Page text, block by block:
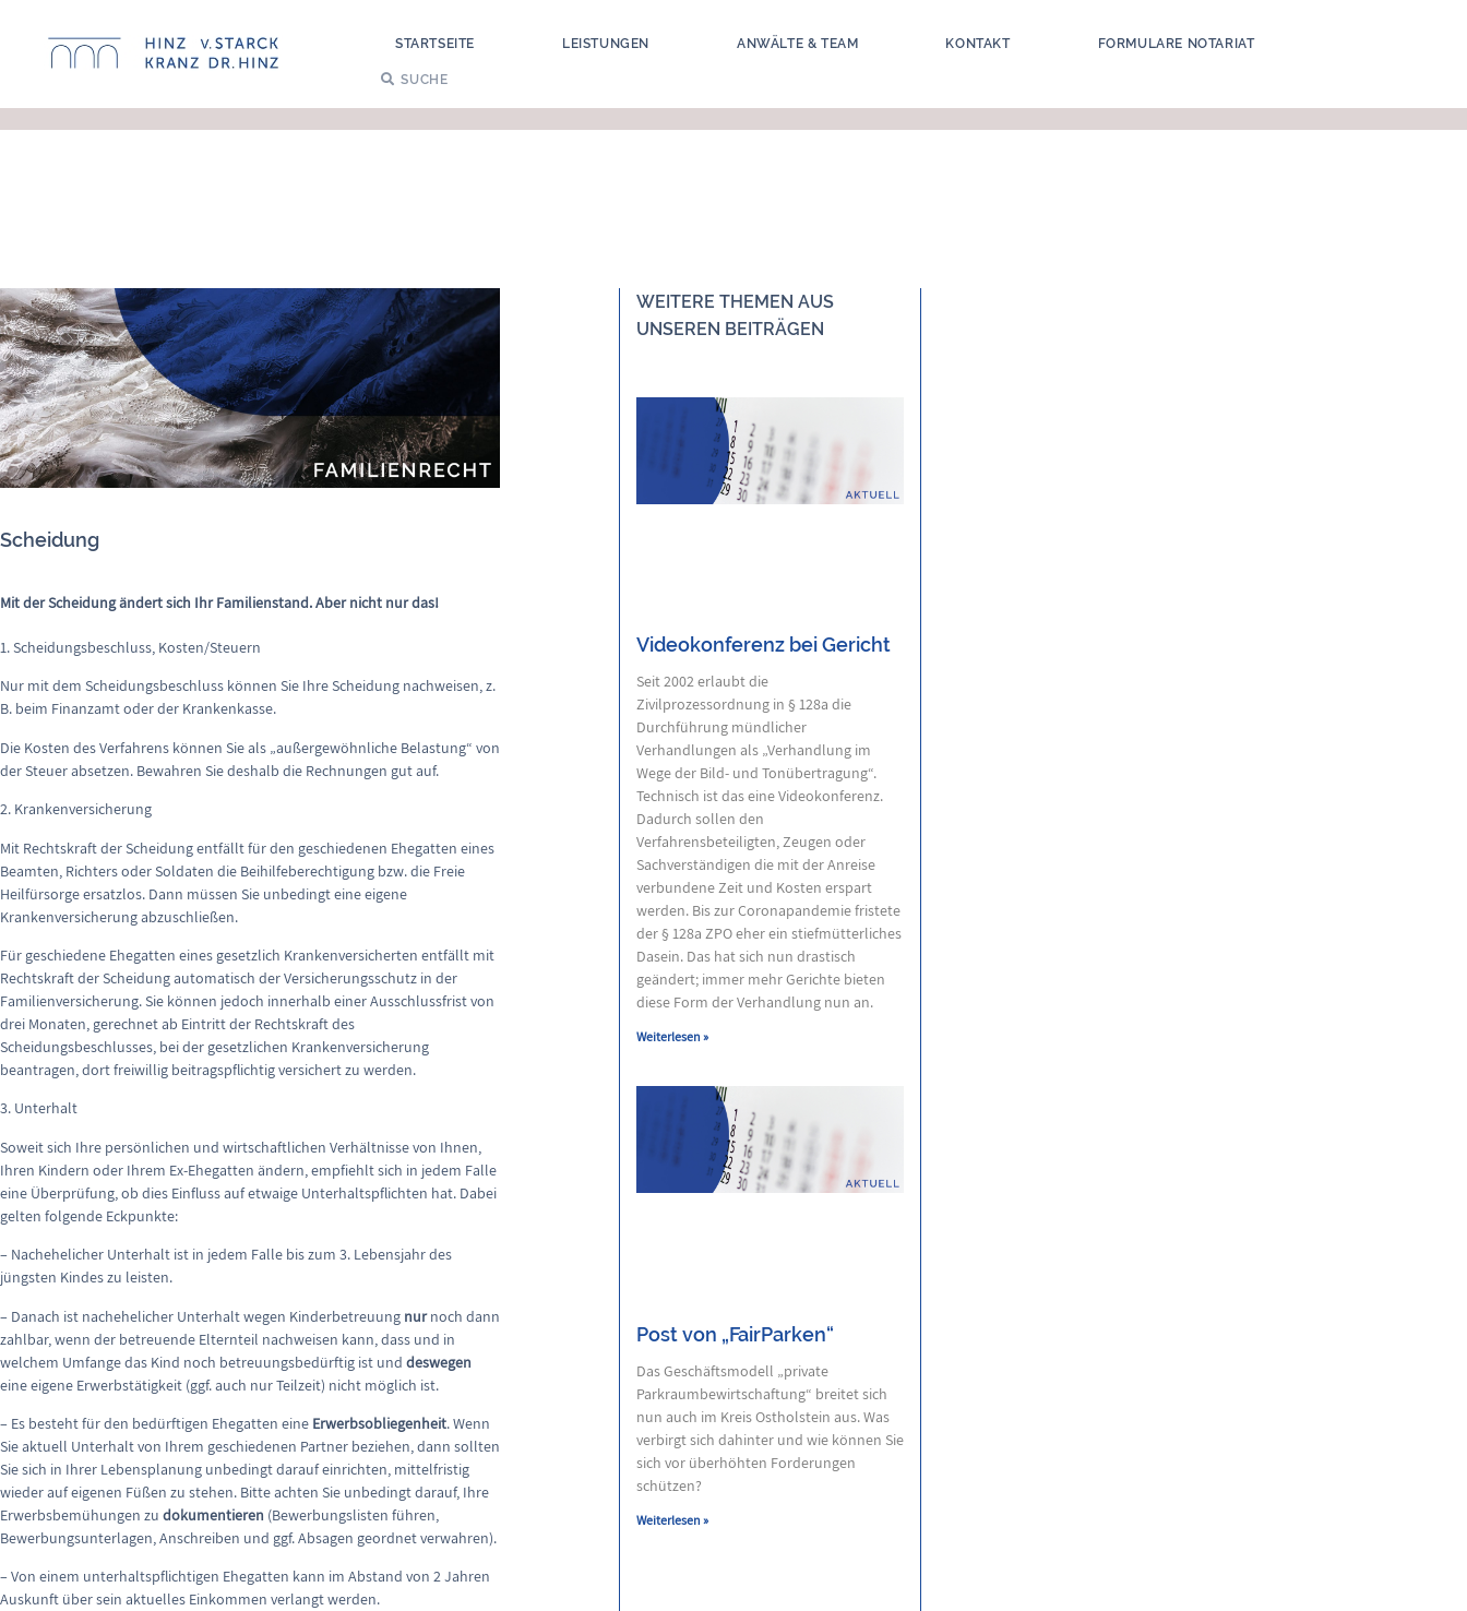
STARTSEITE LEISTUNGEN ANWÄLTE & TEAM KONTAKT FORMULARE NOTARIAT
Scheidung
Mit der Scheidung ändert sich Ihr Familienstand. Aber nicht nur das!
1. Scheidungsbeschluss, Kosten/Steuern
Nur mit dem Scheidungsbeschluss können Sie Ihre Scheidung nachweisen, z.
B. beim Finanzamt oder der Krankenkasse.
Die Kosten des Verfahrens können Sie als „außergewöhnliche Belastung“ von
der Steuer absetzen. Bewahren Sie deshalb die Rechnungen gut auf.
2. Krankenversicherung
Mit Rechtskraft der Scheidung entfällt für den geschiedenen Ehegatten eines
Beamten, Richters oder Soldaten die Beihilfeberechtigung bzw. die Freie
Heilfürsorge ersatzlos. Dann müssen Sie unbedingt eine eigene
Krankenversicherung abzuschließen.
Für geschiedene Ehegatten eines gesetzlich Krankenversicherten entfällt mit
Rechtskraft der Scheidung automatisch der Versicherungsschutz in der
Familienversicherung. Sie können jedoch innerhalb einer Ausschlussfrist von
drei Monaten, gerechnet ab Eintritt der Rechtskraft des
Scheidungsbeschlusses, bei der gesetzlichen Krankenversicherung
beantragen, dort freiwillig beitragspflichtig versichert zu werden.
3. Unterhalt
Soweit sich Ihre persönlichen und wirtschaftlichen Verhältnisse von Ihnen,
Ihren Kindern oder Ihrem Ex-Ehegatten ändern, empfiehlt sich in jedem Falle
eine Überprüfung, ob dies Einfluss auf etwaige Unterhaltspflichten hat. Dabei
gelten folgende Eckpunkte:
– Nachehelicher Unterhalt ist in jedem Falle bis zum 3. Lebensjahr des
jüngsten Kindes zu leisten.
– Danach ist nachehelicher Unterhalt wegen Kinderbetreuung nurnoch dann
zahlbar, wenn der betreuende Elternteil nachweisen kann, dass und in
welchem Umfange das Kind noch betreuungsbedürftig ist und deswegen
eine eigene Erwerbstätigkeit (ggf. auch nur Teilzeit) nicht möglich ist.
– Es besteht für den bedürftigen Ehegatten eine Erwerbsobliegenheit. Wenn
Sie aktuell Unterhalt von Ihrem geschiedenen Partner beziehen, dann sollten
Sie sich in Ihrer Lebensplanung unbedingt darauf einrichten, mittelfristig
wieder auf eigenen Füßen zu stehen. Bitte achten Sie unbedingt darauf, Ihre
Erwerbsbemühungen zu dokumentieren (Bewerbungslisten führen,
Bewerbungsunterlagen, Anschreiben und ggf. Absagen geordnet verwahren).
– Von einem unterhaltspflichtigen Ehegatten kann im Abstand von 2 Jahren
Auskunft über sein aktuelles Einkommen verlangt werden.
WEITERE THEMEN AUS
UNSEREN BEITRÄGEN
Videokonferenz bei Gericht
Seit 2002 erlaubt die
Zivilprozessordnung in § 128a die
Durchführung mündlicher
Verhandlungen als „Verhandlung im
Wege der Bild- und Tonübertragung“.
Technisch ist das eine Videokonferenz.
Dadurch sollen den
Verfahrensbeteiligten, Zeugen oder
Sachverständigen die mit der Anreise
verbundene Zeit und Kosten erspart
werden. Bis zur Coronapandemie fristete
der § 128a ZPO eher ein stiefmütterliches
Dasein. Das hat sich nun drastisch
geändert; immer mehr Gerichte bieten
diese Form der Verhandlung nun an.
Weiterlesen »
Post von „FairParken“
Das Geschäftsmodell „private
Parkraumbewirtschaftung“ breitet sich
nun auch im Kreis Ostholstein aus. Was
verbirgt sich dahinter und wie können Sie
sich vor überhöhten Forderungen
schützen?
Weiterlesen »